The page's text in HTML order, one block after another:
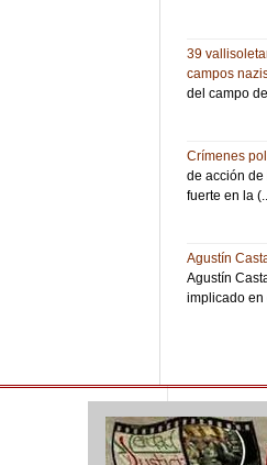
39
campos
del campo
Crímenes
de acción
fuerte en la
Agustín
Agustín
implicado en